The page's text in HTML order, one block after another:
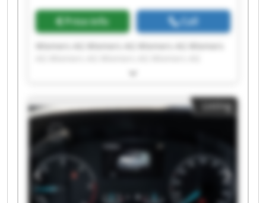
Price info Call
Wiemers AG Wiemers AG Wiemers AG Wiemers
Wiemers AG Wiemers AG Wiemers AG Wiemers
Wiemers AG Wiemers AG Wiemers AG Wiemers
AG Wiemers AG Wiemers AG
Listing